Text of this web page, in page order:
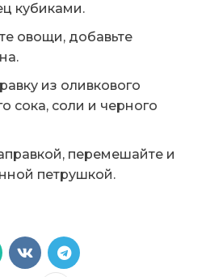
кубиками.
овощи, добавьте
из оливкового
сока, соли и черного
перемешайте и
петрушкой.